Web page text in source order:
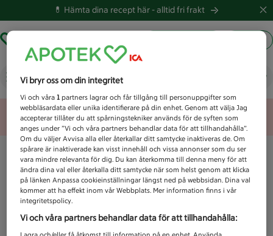
💊 Hämta dina recept här -alltid fri frakt
Vad letar du efter idag?
Unknown error
Vi bryr oss om din integritet
Vi och våra1 partners lagrar och får tillgång till personuppgifter som
webbläsardata eller unika identifierare på din enhet. Genom att välja Jag
accepterar tillåter du att spårningstekniker används för de syften som
anges under ”Vi och våra partners behandlar data för att tillhandahålla”.
Om du väljer Avvisa alla eller återkallar ditt samtycke inaktiveras de. Om
spårare är inaktiverade kan visst innehåll och vissa annonser som du ser
vara mindre relevanta för dig. Du kan återkomma till denna meny för att
ändra dina val eller återkalla ditt samtycke när som helst genom att klicka
på länken Anpassa cookieinställningar längst ned på webbsidan. Dina val
kommer att ha effekt inom vår Webbplats. Mer information finns i vår
integritetspolicy.
Vi och våra partners behandlar data för att tillhandahålla: